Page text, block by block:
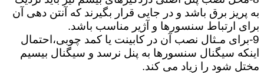
به پریز برق باشد و در جایی قرار بگیرند که آنتن دهی آن
برای ارتباط سنسورها و آژیر مناسب باشد.
9-برای مـثال نصب آن در کابینت یا کمد چوبی،احتمال
اینکه سیگنال سنسورها به پنل نرسد و سیگنال بیسیم
مختل شود را زیاد می کند.